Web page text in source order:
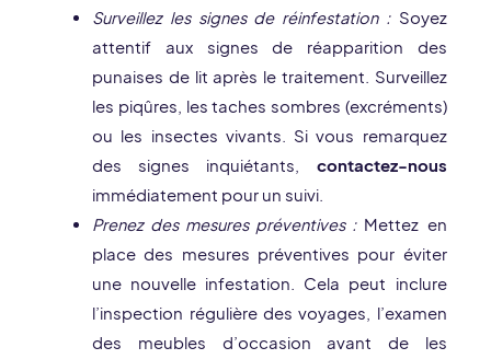
Surveillez les signes de réinfestation :Soyez
attentif aux signes de réapparition des
punaises de lit après le traitement. Surveillez
les piqûres, les taches sombres (excréments)
ou les insectes vivants. Si vous remarquez
des signes inquiétants, contactez-nous
immédiatement pour un suivi.
Prenez des mesures préventives :Mettez en
place des mesures préventives pour éviter
une nouvelle infestation. Cela peut inclure
l’inspection régulière des voyages, l’examen
des meubles d’occasion avant de les